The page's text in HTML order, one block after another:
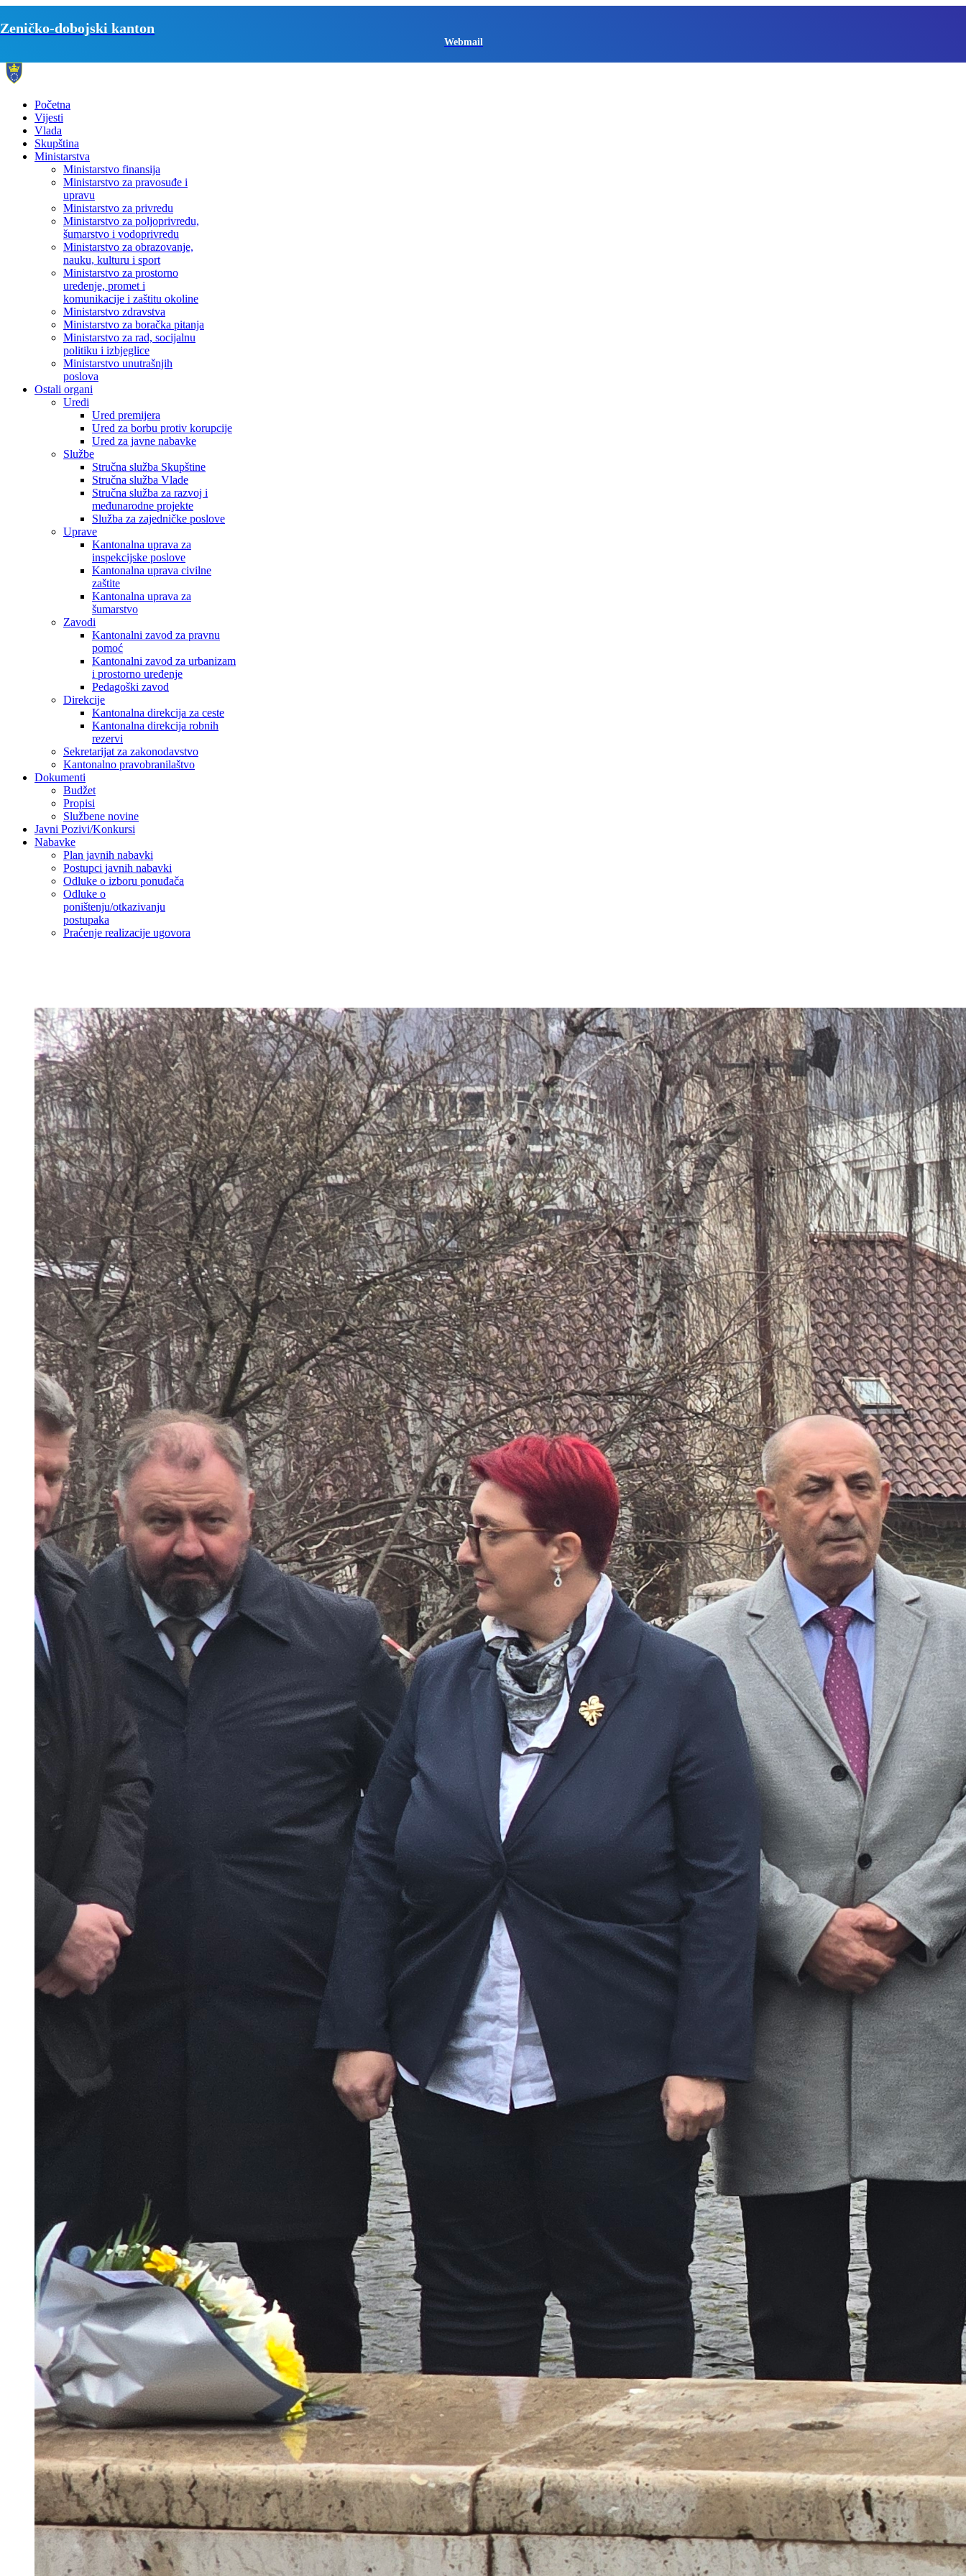
Zeničko-dobojski kanton
Webmail
Početna
Vijesti
Vlada
Skupština
Ministarstva
Ministarstvo finansija
Ministarstvo za pravosuđe i
upravu
Ministarstvo za privredu
Ministarstvo za poljoprivredu,
šumarstvo i vodoprivredu
Ministarstvo za obrazovanje,
nauku, kulturu i sport
Ministarstvo za prostorno
uređenje, promet i
komunikacije i zaštitu okoline
Ministarstvo zdravstva
Ministarstvo za boračka pitanja
Ministarstvo za rad, socijalnu
politiku i izbjeglice
Ministarstvo unutrašnjih
poslova
Ostali organi
Uredi
Ured premijera
Ured za borbu protiv korupcije
Ured za javne nabavke
Službe
Stručna služba Skupštine
Stručna služba Vlade
Stručna služba za razvoj i
međunarodne projekte
Služba za zajedničke poslove
Uprave
Kantonalna uprava za
inspekcijske poslove
Kantonalna uprava civilne
zaštite
Kantonalna uprava za
šumarstvo
Zavodi
Kantonalni zavod za pravnu
pomoć
Kantonalni zavod za urbanizam
i prostorno uređenje
Pedagoški zavod
Direkcije
Kantonalna direkcija za ceste
Kantonalna direkcija robnih
rezervi
Sekretarijat za zakonodavstvo
Kantonalno pravobranilaštvo
Dokumenti
Budžet
Propisi
Službene novine
Javni Pozivi/Konkursi
Nabavke
Plan javnih nabavki
Postupci javnih nabavki
Odluke o izboru ponuđača
Odluke o
poništenju/otkazivanju
postupaka
Praćenje realizacije ugovora